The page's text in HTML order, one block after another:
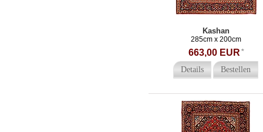
Kashan
285cm x 200cm
663,00 EUR *
Details Bestellen